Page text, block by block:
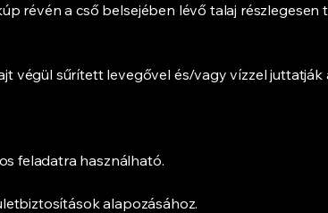
révén a cső belsejében lévő talaj részlegesen
végül sűrített levegővel és/vagy vízzel
feladatra használható.
alapozásához.